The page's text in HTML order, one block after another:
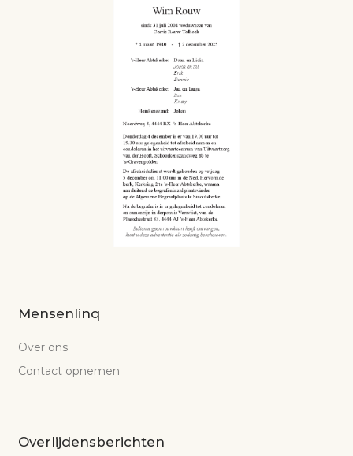
Mensenlinq
Over ons
Contact opnemen
Overlijdensberichten